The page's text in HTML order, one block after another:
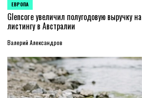
ОПУБЛИКОВАНО
В
ЕВРОПА
Glencore увеличил полугодовую выручку
листингу в Австралии
Валерий Александров